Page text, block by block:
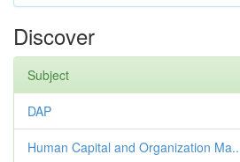
Discover
Subject
DAP
Human Capital and Organization